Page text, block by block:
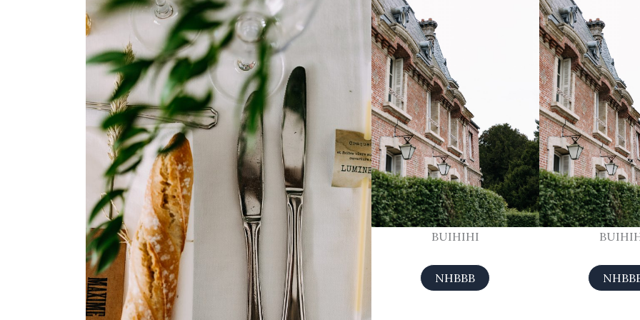
BUIHIHI
NHBBB